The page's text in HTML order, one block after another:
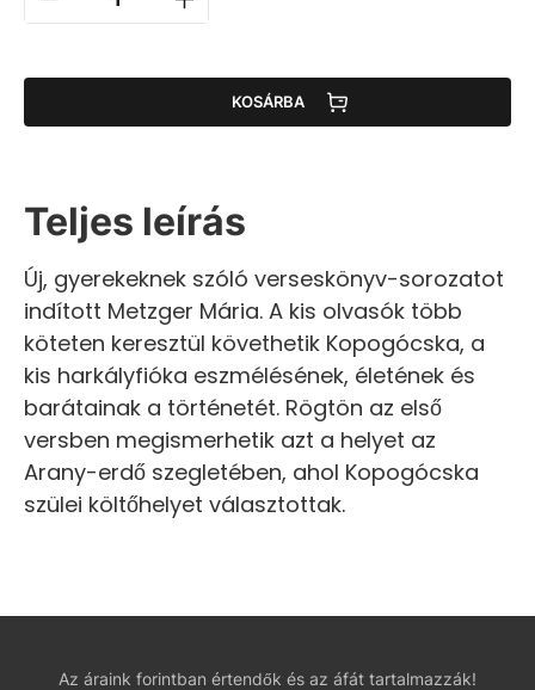
KOSÁRBA
Teljes leírás
Új, gyerekeknek szóló verseskönyv-sorozatot
indított Metzger Mária. A kis olvasók több
köteten keresztül követhetik Kopogócska, a
kis harkályfióka eszmélésének, életének és
barátainak a történetét. Rögtön az első
versben megismerhetik azt a helyet az
Arany-erdő szegletében, ahol Kopogócska
szülei költőhelyet választottak.
Az áraink forintban értendők és az áfát tartalmazzák!